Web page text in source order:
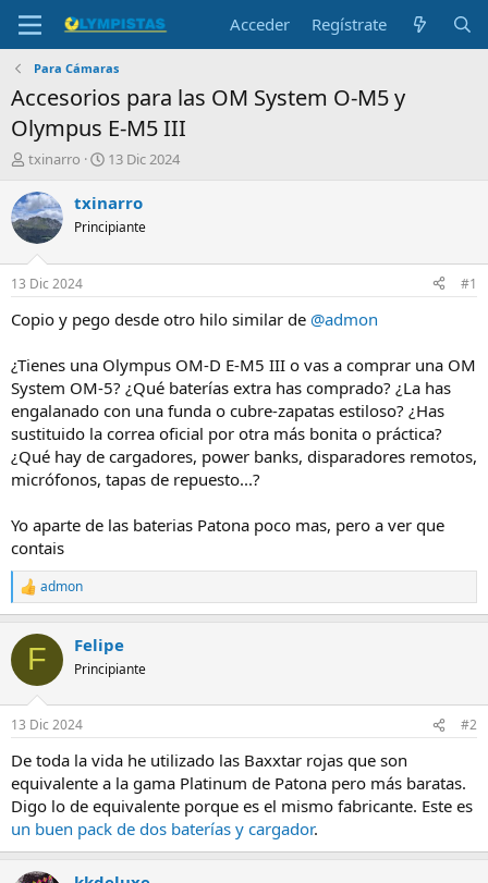
Acceder Regístrate
Para Cámaras
Accesorios para las OM System O-M5 y
Olympus E-M5 III
I
i
c
i
a
d
o
r
d
l
t
e
m
a
txinarro
F
c
a
i
n
i
o
13 Dic 2024
txinarro
Principiante
13 Dic 2024 #1
Copio y pego desde otro hilo similar de @admon
¿Tienes una Olympus OM-D E-M5 III o vas a comprar una OM
System OM-5? ¿Qué baterías extra has comprado? ¿La has
engalanado con una funda o cubre-zapatas estiloso? ¿Has
sustituido la correa oficial por otra más bonita o práctica?
¿Qué hay de cargadores, power banks, disparadores remotos,
micrófonos, tapas de repuesto...?
Yo aparte de las baterias Patona poco mas, pero a ver que
contais
R
e
c
i
e
:
admon
F Felipe
Principiante
13 Dic 2024 #2
De toda la vida he utilizado las Baxxtar rojas que son
equivalente a la gama Platinum de Patona pero más baratas.
Digo lo de equivalente porque es el mismo fabricante. Este es
un buen pack de dos baterías y cargador.